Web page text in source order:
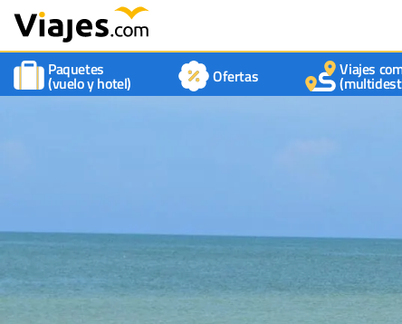
Paquetes
(vuelo y hotel) Ofertas Viajes